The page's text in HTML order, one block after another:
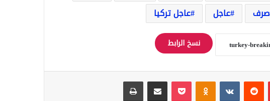
صرف عاجل عاجل تركيا
نسخ الرابط
بينتيريست Odnoklassniki
‫Pocket مشاركة عبر البريد طباعة